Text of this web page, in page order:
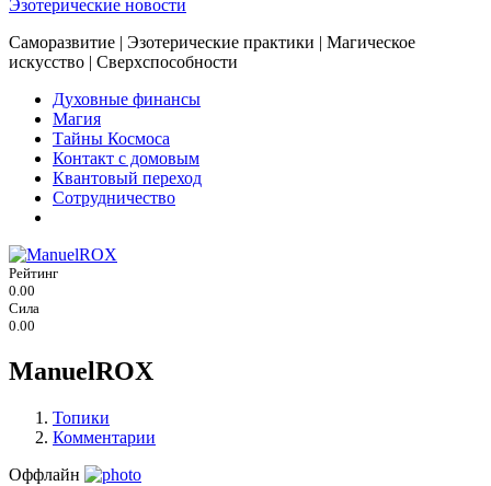
Эзотерические новости
Саморазвитие | Эзотерические практики | Магическое
искусство | Сверхспособности
Духовные финансы
Магия
Тайны Космоса
Контакт с домовым
Квантовый переход
Сотрудничество
Рейтинг
0.00
Сила
0.00
ManuelROX
Топики
Комментарии
Оффлайн